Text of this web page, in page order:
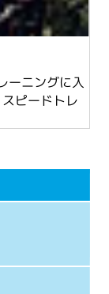
ーニングに入
ピードトレ